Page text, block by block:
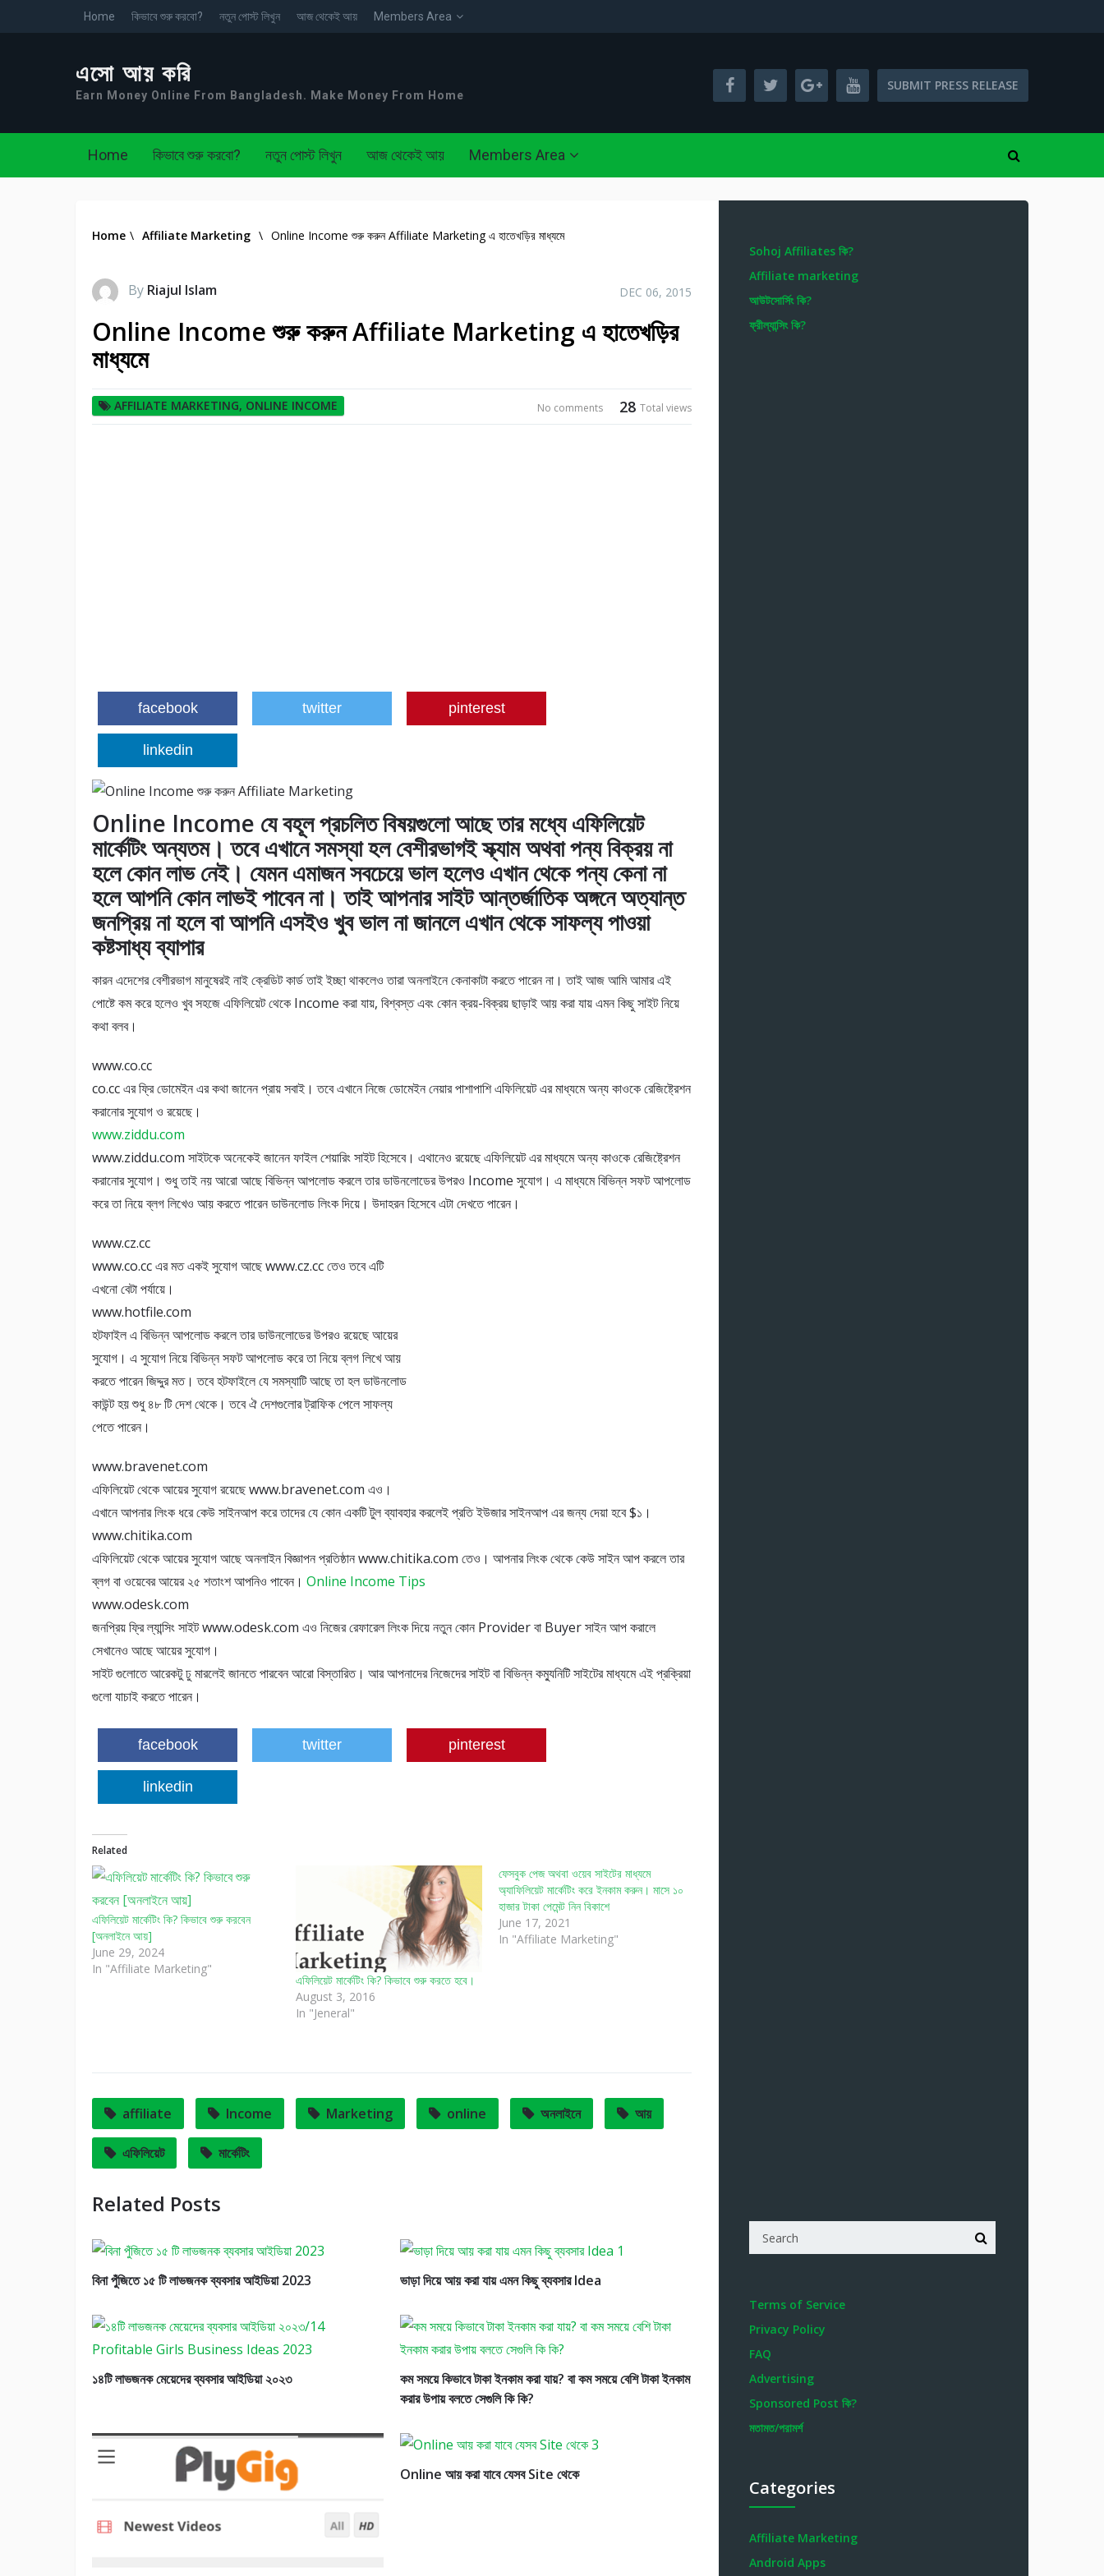
Home কিভাবে শুরু করবো? নতুন পোস্ট লিখুন আজ থেকেই আয় Members Area
এসো আয় করি
Earn Money Online From Bangladesh. Make Money From Home
SUBMIT PRESS RELEASE
Home কিভাবে শুরু করবো? নতুন পোস্ট লিখুন আজ থেকেই আয় Members Area
Home \ Affiliate Marketing \ Online Income শুরু করুন Affiliate Marketing এ হাতেখড়ির মাধ্যমে
By Riajul Islam DEC 06, 2015
Online Income শুরু করুন Affiliate Marketing এ হাতেখড়ির
মাধ্যমে
AFFILIATE MARKETING, ONLINE INCOME 28 Total views
No comments
facebook twitter pinterest
linkedin
Online Income যে বহূল প্রচলিত বিষয়গুলো আছে তার মধ্যে এফিলিয়েট
মার্কেটিং অন্যতম। তবে এখানে সমস্যা হল বেশীরভাগই স্ক্যাম অথবা পন্য বিক্রয় না
হলে কোন লাভ নেই। যেমন এমাজন সবচেয়ে ভাল হলেও এখান থেকে পন্য কেনা না
হলে আপনি কোন লাভই পাবেন না। তাই আপনার সাইট আন্তর্জাতিক অঙ্গনে অত্যান্ত
জনপ্রিয় না হলে বা আপনি এসইও খুব ভাল না জানলে এখান থেকে সাফল্য পাওয়া
কষ্টসাধ্য ব্যাপার
কারন এদেশের বেশীরভাগ মানুষেরই নাই ক্রেডিট কার্ড তাই ইচ্ছা থাকলেও তারা অনলাইনে কেনাকাটা করতে পারেন না। তাই আজ আমি আমার এই
পোষ্টে কম করে হলেও খুব সহজে এফিলিয়েট থেকে Income করা যায়, বিশ্বস্ত এবং কোন ক্রয়-বিক্রয় ছাড়াই আয় করা যায় এমন কিছু সাইট নিয়ে
কথা বলব।
www.co.cc
co.cc এর ফ্রি ডোমেইন এর কথা জানেন প্রায় সবাই। তবে এখানে নিজে ডোমেইন নেয়ার পাশাপাশি এফিলিয়েট এর মাধ্যমে অন্য কাওকে রেজিষ্ট্রেশন
করানোর সুযোগ ও রয়েছে।
www.ziddu.com
www.ziddu.com সাইটকে অনেকেই জানেন ফাইল শেয়ারিং সাইট হিসেবে। এথানেও রয়েছে এফিলিয়েট এর মাধ্যমে অন্য কাওকে রেজিষ্ট্রেশন
করানোর সুযোগ। শুধু তাই নয় আরো আছে বিভিন্ন আপলোড করলে তার ডাউনলোডের উপরও Income সুযোগ। এ মাধ্যমে বিভিন্ন সফট আপলোড
করে তা নিয়ে ব্লগ লিখেও আয় করতে পারেন ডাউনলোড লিংক দিয়ে। উদাহরন হিসেবে এটা দেখতে পারেন।
www.cz.cc
www.co.cc এর মত একই সুযোগ আছে www.cz.cc তেও তবে এটি
এখনো বেটা পর্যায়ে।
www.hotfile.com
হটফাইল এ বিভিন্ন আপলোড করলে তার ডাউনলোডের উপরও রয়েছে আয়ের
সুযোগ। এ সুযোগ নিয়ে বিভিন্ন সফট আপলোড করে তা নিয়ে ব্লগ লিখে আয়
করতে পারেন জিদ্দুর মত। তবে হটফাইলে যে সমস্যাটি আছে তা হল ডাউনলোড
কাউন্ট হয় শুধু ৪৮ টি দেশ থেকে। তবে ঐ দেশগুলোর ট্রাফিক পেলে সাফল্য
পেতে পারেন।
www.bravenet.com
এফিলিয়েট থেকে আয়ের সুযোগ রয়েছে www.bravenet.com এও।
এখানে আপনার লিংক ধরে কেউ সাইনআপ করে তাদের যে কোন একটি টুল ব্যাবহার করলেই প্রতি ইউজার সাইনআপ এর জন্য দেয়া হবে $১।
www.chitika.com
এফিলিয়েট থেকে আয়ের সুযোগ আছে অনলাইন বিজ্ঞাপন প্রতিষ্ঠান www.chitika.com তেও। আপনার লিংক থেকে কেউ সাইন আপ করলে তার
ব্লগ বা ওয়েবের আয়ের ২৫ শতাংশ আপনিও পাবেন। Online Income Tips
www.odesk.com
জনপ্রিয় ফ্রি ল্যান্সিং সাইট www.odesk.com এও নিজের রেফারেল লিংক দিয়ে নতুন কোন Provider বা Buyer সাইন আপ করালে
সেখানেও আছে আয়ের সুযোগ।
সাইট গুলোতে আরেকটু ঢু মারলেই জানতে পারবেন আরো বিস্তারিত। আর আপনাদের নিজেদের সাইট বা বিভিন্ন কম্যুনিটি সাইটের মাধ্যমে এই প্রক্রিয়া
গুলো যাচাই করতে পারেন।
facebook twitter pinterest
linkedin
Related
এফিলিয়েট মার্কেটিং কি? কিভাবে শুরু করবেন
[অনলাইনে আয়]
June 29, 2024
In "Affiliate Marketing"
এফিলিয়েট মার্কেটিং কি? কিভাবে শুরু করতে হবে।
August 3, 2016
In "Jeneral"
ফেসবুক পেজ অথবা ওয়েব সাইটের মাধ্যমে
অ্যাফিলিয়েট মার্কেটিং করে ইনকাম করুন। মাসে ১০
হাজার টাকা পেমেন্ট নিন বিকাশে
June 17, 2021
In "Affiliate Marketing"
affiliate Income Marketing online অনলাইনে আয়
এফিলিয়েট মার্কেটিং
Related Posts
বিনা পুঁজিতে ১৫ টি লাভজনক ব্যবসার আইডিয়া 2023 ভাড়া দিয়ে আয় করা যায় এমন কিছু ব্যবসার Idea
১৪টি লাভজনক মেয়েদের ব্যবসার আইডিয়া ২০২৩
কম সময়ে কিভাবে টাকা ইনকাম করা যায়? বা কম সময়ে বেশি টাকা ইনকাম
করার উপায় বলতে সেগুলি কি কি?
Online আয় করা যাবে যেসব Site থেকে
Sohoj Affiliates কি?
Affiliate marketing
আউটসোর্সিং কি?
ফ্রীল্যান্সিং কি?
Terms of Service
Privacy Policy
FAQ
Advertising
Sponsored Post কি?
মতামত/পরামর্শ
Categories
Affiliate Marketing
Android Apps